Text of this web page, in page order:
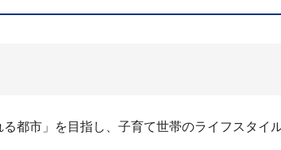
都市」を目指し、子育て世帯のライフスタイ